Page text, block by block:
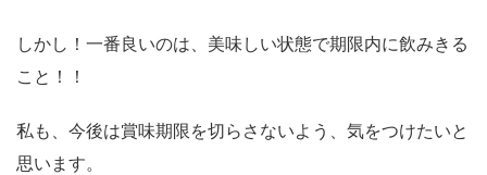
しかし！一番良いのは、美味しい状態で期限内に飲みきる
こと！！
私も、今後は賞味期限を切らさないよう、気をつけたいと
思います。